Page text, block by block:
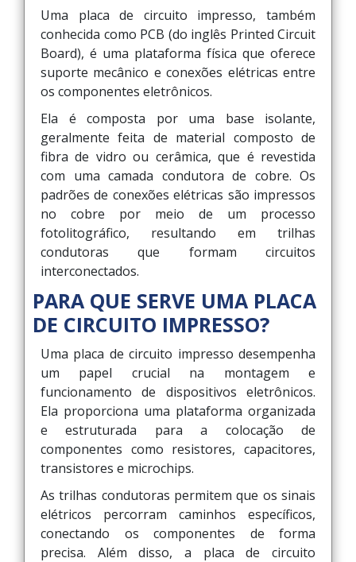
Uma placa de circuito impresso, também
conhecida como PCB (do inglês Printed Circuit
Board), é uma plataforma física que oferece
suporte mecânico e conexões elétricas entre
os componentes eletrônicos.
Ela é composta por uma base isolante,
geralmente feita de material composto de
fibra de vidro ou cerâmica, que é revestida
com uma camada condutora de cobre. Os
padrões de conexões elétricas são impressos
no cobre por meio de um processo
fotolitográfico, resultando em trilhas
condutoras que formam circuitos
interconectados.
PARA QUE SERVE UMA PLACA
DE CIRCUITO IMPRESSO?
Uma placa de circuito impresso desempenha
um papel crucial na montagem e
funcionamento de dispositivos eletrônicos.
Ela proporciona uma plataforma organizada
e estruturada para a colocação de
componentes como resistores, capacitores,
transistores e microchips.
As trilhas condutoras permitem que os sinais
elétricos percorram caminhos específicos,
conectando os componentes de forma
precisa. Além disso, a placa de circuito